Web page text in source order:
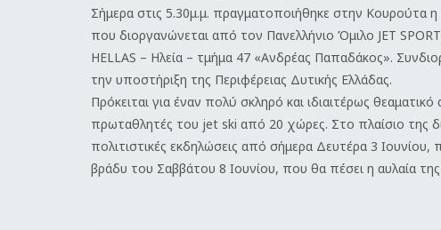
Σήμερα στις 5.30μ.μ. πραγματοποιήθηκε στην Κουρούτα
που διοργανώνεται από τον Πανελλήνιο Όμιλο JET
HELLAS – Ηλεία – τμήμα 47 «Ανδρέας Παπαδάκος».
την υποστήριξη της Περιφέρειας Δυτικής Ελλάδας.
Πρόκειται για έναν πολύ σκληρό και ιδιαιτέρως
πρωταθλητές του jet ski από 20 χώρες. Στο πλαίσιο της
πολιτιστικές εκδηλώσεις από σήμερα Δευτέρα 3
βράδυ του Σαββάτου 8 Ιουνίου, που θα πέσει η αυλαία